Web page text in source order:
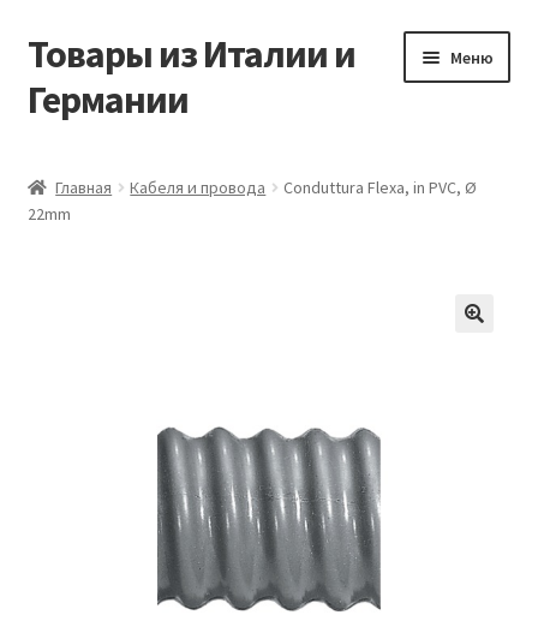
Перейти
навигации
Перейти
содержимому
Товары из Италии и
Германии
Меню
Виды доставки
Оставить отзыв
Оформление заказа
Главная Кабеля и провода
Conduttura Flexa, in PVC, Ø
22mm